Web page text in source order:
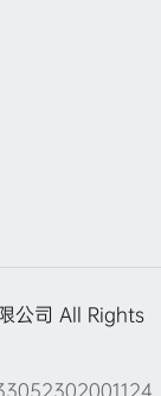
公司 All Rights